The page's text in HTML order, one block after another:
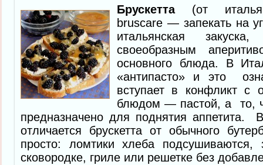
Брускетта(от
bruscare — запекать на
итальянская
своеобразным
основного блюда. В
«антипасто» и это
вступает в конфликт с
блюдом — пастой, а то,
предназначено для поднятия аппетита.
отличается брускетта от обычного
просто: ломтики хлеба
сковородке, гриле или решетке без